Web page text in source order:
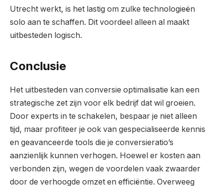
Utrecht werkt, is het lastig om zulke technologieën
solo aan te schaffen. Dit voordeel alleen al maakt
uitbesteden logisch.
Conclusie
Het uitbesteden van conversie optimalisatie kan een
strategische zet zijn voor elk bedrijf dat wil groeien.
Door experts in te schakelen, bespaar je niet alleen
tijd, maar profiteer je ook van gespecialiseerde kennis
en geavanceerde tools die je conversieratio’s
aanzienlijk kunnen verhogen. Hoewel er kosten aan
verbonden zijn, wegen de voordelen vaak zwaarder
door de verhoogde omzet en efficiëntie. Overweeg